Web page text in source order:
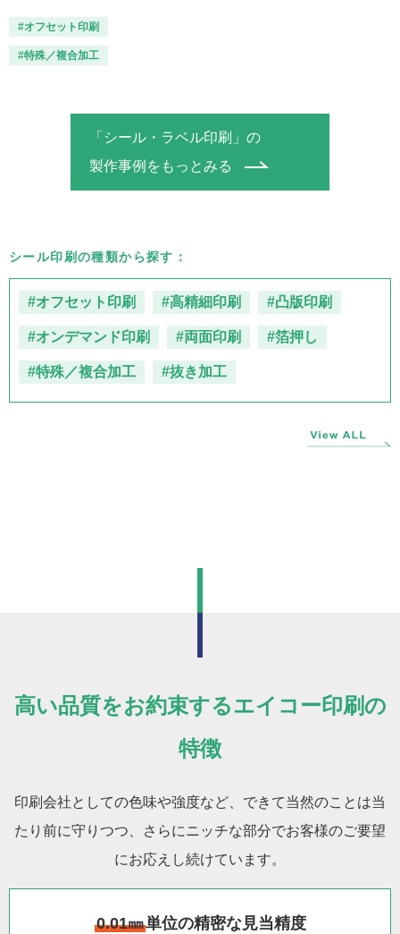
#オフセット印刷
#特殊／複合加工
「シール・ラベル印刷」の
製作事例をもっとみる
シール印刷の種類から探す：
#オフセット印刷 #高精細印刷 #凸版印刷
#オンデマンド印刷 #両面印刷 #箔押し
#特殊／複合加工 #抜き加工
高い品質をお約束するエイコー印刷の
特徴
印刷会社としての色味や強度など、できて当然のことは当
たり前に守りつつ、さらにニッチな部分でお客様のご要望
にお応えし続けています。
0.01㎜単位の精密な見当精度